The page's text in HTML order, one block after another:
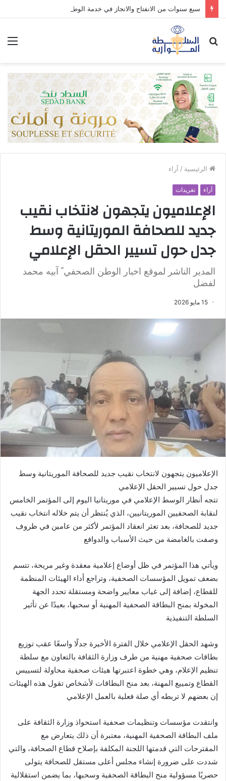
سبع سنوات من الانفتاح والانجاز في خدمة الوطن والمواطن.
بحث
الرئيسية / آراء
آراء تغريدات
‎الإعلاميون يتجهون لانتخاب نقيب
جديد للصحافة الموريتانية وسط
جدل حول تسيير الحقل الإعلامي
‎المدير الناشر لموقع اخبار الوطن الصحفي ً آبيه محمد
لفضل
15 مايو 2026
الإعلاميون يتجهون لانتخاب نقيب جديد للصحافة الموريتانية وسط
جدل حول تسيير الحقل الإعلامي
‎تتجه أنظار الوسط الإعلامي في موريتانيا اليوم إلى المؤتمر الخامس
لنقابة الصحفيين الموريتانيين، الذي يُنتظر أن يتم خلاله انتخاب نقيب
جديد للصحافة، بعد تعثر انعقاد المؤتمر لأكثر من عامين في ظروف
وصفت بالغامضة من حيث الأسباب والدوافع
‎ويأتي هذا المؤتمر في ظل أوضاع إعلامية معقدة وغير مريحة، تتسم
بضعف تمويل المؤسسات الصحفية، وتراجع أداء الهيئات المنظمة
للقطاع، إضافة إلى غياب معايير واضحة ومستقلة تحدد الجهة
المخولة بمنح البطاقة الصحفية المهنية أو سحبها، بعيدًا عن تأثير
السلطة التنفيذية
‎وشهد الحقل الإعلامي خلال الفترة الأخيرة جدلًا واسعًا عقب توزيع
بطاقات صحفية مهنية من طرف وزارة الثقافة بالتعاون مع سلطة
تنظيم الإعلام، وهي خطوة اعتبرتها هيئات صحفية محاولة لتسييس
القطاع وتمييع المهنة، بعد منح البطاقات لأشخاص تقول هذه الهيئات
إن بعضهم لا تربطه أي صلة فعلية بالعمل الإعلامي
‎وانتقدت مؤسسات وتنظيمات صحفية استحواذ وزارة الثقافة على
ملف البطاقة الصحفية المهنية، معتبرة أن ذلك يتعارض مع
المقترحات التي قدمتها اللجنة المكلفة بإصلاح قطاع الصحافة، والتي
شددت على ضرورة إنشاء مجلس أعلى مستقل للصحافة يتولى
حصريًا مسؤولية منح البطاقة الصحفية وسحبها، بما يضمن استقلالية